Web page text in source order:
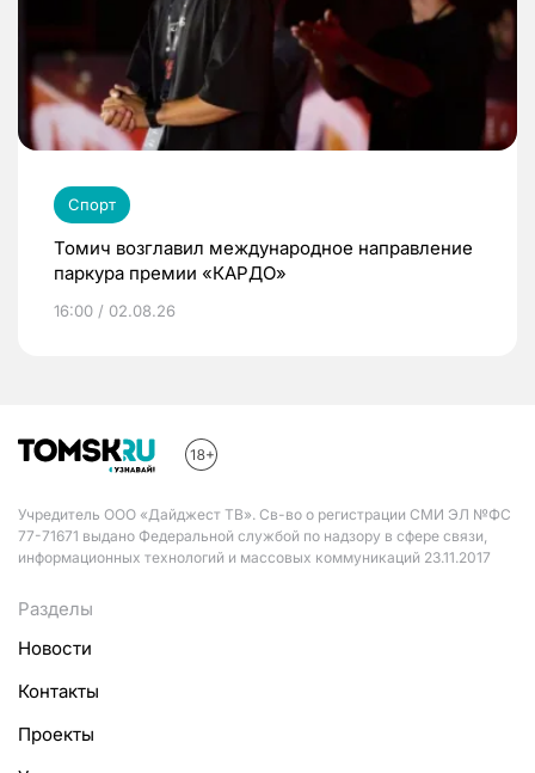
Спорт
Томич возглавил международное направление
паркура премии «КАРДО»
16:00 / 02.08.26
Учредитель ООО «Дайджест ТВ». Св-во о регистрации СМИ ЭЛ №ФС
77-71671 выдано Федеральной службой по надзору в сфере связи,
информационных технологий и массовых коммуникаций 23.11.2017
Разделы
Новости
Контакты
Проекты